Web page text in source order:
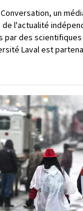
un
l'actualité
par des
Laval est